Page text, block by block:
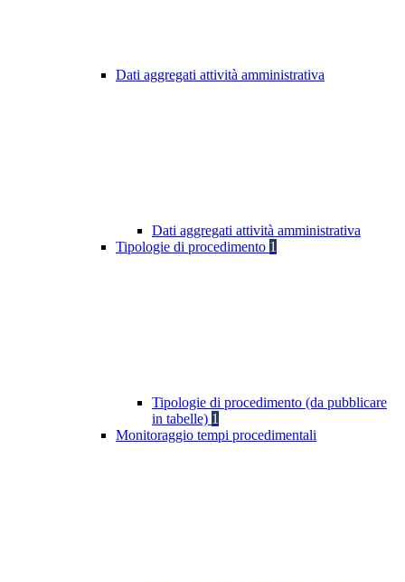
Dati aggregati attività amministrativa
Dati aggregati attività amministrativa
Tipologie di procedimento 1
Tipologie di procedimento (da pubblicare
in tabelle) 1
Monitoraggio tempi procedimentali